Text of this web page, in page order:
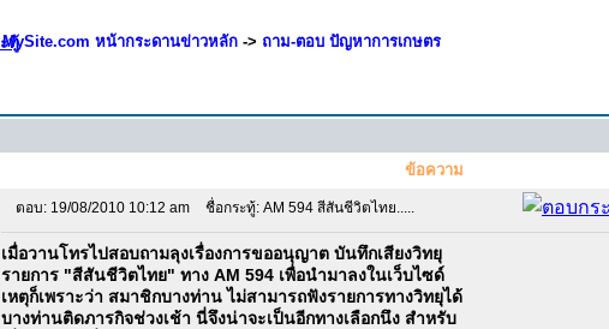
MySite.com หน้ากระดานข่าวหลัก -> ถาม-ตอบ ปัญหาการเกษตร
ข้อความ
ตอบ: 19/08/2010 10:12 am ชื่อกระทู้: AM 594 สีสันชีวิตไทย.....
เมื่อวานโทรไปสอบถามลุงเรื่องการขออนุญาต บันทึกเสียงวิทยุ
รายการ "สีสันชีวิตไทย" ทาง AM 594 เพื่อนำมาลงในเว็บไซด์
เหตุก็เพราะว่า สมาชิกบางท่าน ไม่สามารถฟังรายการทางวิทยุได้
บางท่านติดภารกิจช่วงเช้า นี่จึงน่าจะเป็นอีกทางเลือกนึง สำหรับ